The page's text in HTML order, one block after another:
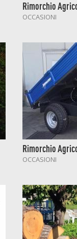
Rimorchio
OCCASIONI
Rimorchio
OCCASIONI